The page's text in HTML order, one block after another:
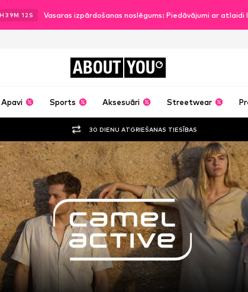
H 39M 11 S Vasaras izpārdošanas noslēgums: Piedāvājumi ar atlaidi
ABOUT YOU
Apavi Sports Aksesuāri Streetwear
30 DIENU ATGRIEŠANAS TIESĪBAS